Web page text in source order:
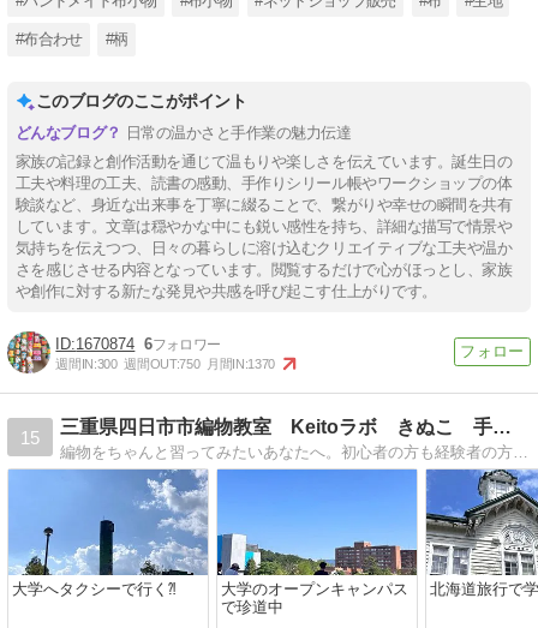
#布合わせ #柄
このブログのここがポイント
日常の温かさと手作業の魅力伝達
家族の記録と創作活動を通じて温もりや楽しさを伝えています。誕生日の
工夫や料理の工夫、読書の感動、手作りシリール帳やワークショップの体
験談など、身近な出来事を丁寧に綴ることで、繋がりや幸せの瞬間を共有
しています。文章は穏やかな中にも鋭い感性を持ち、詳細な描写で情景や
気持ちを伝えつつ、日々の暮らしに溶け込むクリエイティブな工夫や温か
さを感じさせる内容となっています。閲覧するだけで心がほっとし、家族
や創作に対する新たな発見や共感を呼び起こす仕上がりです。
1670874 6
週間IN:300 週間OUT:750 月間IN:1370
15
三重県四日市市編物教室 Keitoラボ きぬこ 手あみ師範
編物をちゃんと習ってみたいあなたへ。初心者の方も経験者の方も、自分一人で編めるようになるまで、何万回でもお伝えする編物講師の きぬこ と申します。棒針・かぎ針・アフガン編み・魔法の一本針など、編み図が読めるようになります。
大学へタクシーで行く⁈
大学のオープンキャンパス
で珍道中
北海道旅行で